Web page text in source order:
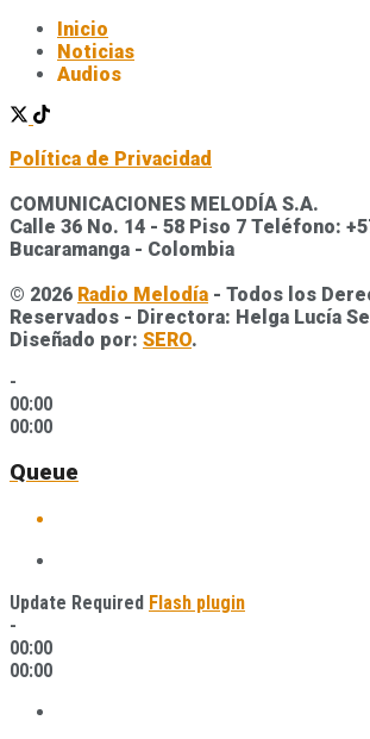
Inicio
Noticias
Audios
Política de Privacidad
COMUNICACIONES MELODÍA S.A.
Calle 36 No. 14 - 58 Piso 7 Teléfono:
Bucaramanga - Colombia
© 2026 Radio Melodía - Todos los
Reservados - Directora: Helga Lucía
Diseñado por: SERO.
-
00:00
00:00
Queue
Update Required Flash plugin
-
00:00
00:00